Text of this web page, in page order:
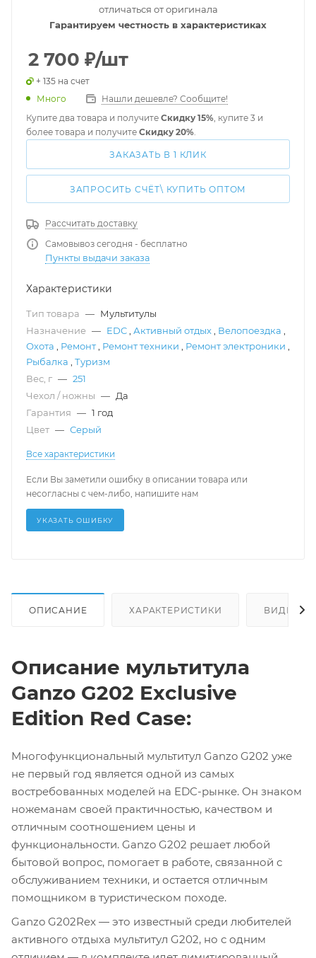
отличаться от оригинала
Гарантируем честность в характеристиках
2 700 ₽/шт
+ 135 на счет
Много
Нашли дешевле? Сообщите!
Купите два товара и получите Скидку 15%, купите 3 и
более товара и получите Скидку 20%.
ЗАКАЗАТЬ В 1 КЛИК
ЗАПРОСИТЬ СЧЁТ\ КУПИТЬ ОПТОМ
Рассчитать доставку
Самовывоз сегодня - бесплатно
Пункты выдачи заказа
Характеристики
Тип товара — Мультитулы
Назначение — EDC Активный отдых Велопоездка
Охота
Ремонт Ремонт техники Ремонт электроники
Рыбалка
Туризм
Вес, г — 251
Чехол / ножны — Да
Гарантия — 1 год
Цвет — Серый
Все характеристики
Если Вы заметили ошибку в описании товара или
несогласны с чем-либо, напишите нам
УКАЗАТЬ ОШИБКУ
ОПИСАНИЕ ХАРАКТЕРИСТИКИ ВИДЕО
Описание мультитула
Ganzo G202 Exclusive
Edition Red Case:
Многофункциональный мультитул Ganzo G202 уже
не первый год является одной из самых
востребованных моделей на EDC-рынке. Он знаком
ножеманам своей практичностью, качеством и
отличным соотношением цены и
функциональности. Ganzo G202 решает любой
бытовой вопрос, помогает в работе, связанной с
обслуживанием техники, и остается отличным
помощником в туристическом походе.
Ganzo G202Rex — это известный среди любителей
активного отдыха мультитул G202, но с одним